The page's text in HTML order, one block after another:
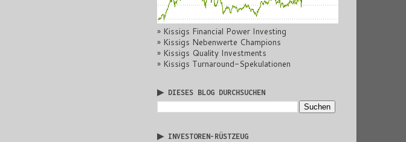
» Kissigs Financial Power Investing
» Kissigs Nebenwerte Champions
» Kissigs Quality Investments
» Kissigs Turnaround-Spekulationen
▶ DIESES BLOG DURCHSUCHEN
▶ INVESTOREN-RÜSTZEUG